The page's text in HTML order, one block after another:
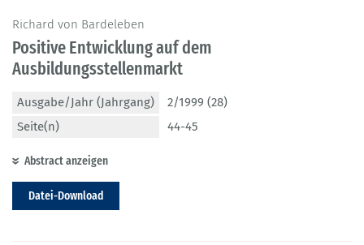
Richard von Bardeleben
Positive Entwicklung auf dem
Ausbildungsstellenmarkt
Ausgabe/Jahr (Jahrgang)
2/1999 (28)
Seite(n)
44-45
Abstract anzeigen
Datei-Download